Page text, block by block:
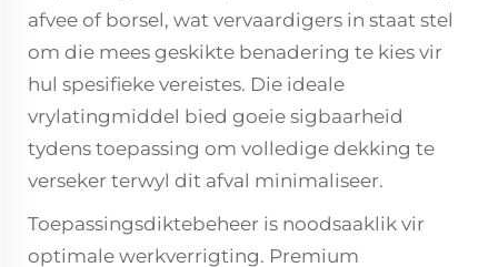
afvee of borsel, wat vervaardigers in staat stel
om die mees geskikte benadering te kies vir
hul spesifieke vereistes. Die ideale
vrylatingmiddel bied goeie sigbaarheid
tydens toepassing om volledige dekking te
verseker terwyl dit afval minimaliseer.
Toepassingsdiktebeheer is noodsaaklik vir
optimale werkverrigting. Premium